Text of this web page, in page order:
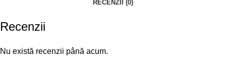
RECENZII (0)
Recenzii
Nu există recenzii până acum.